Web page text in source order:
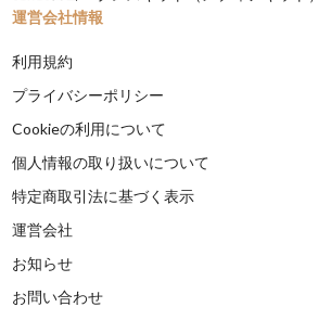
運営会社情報
利用規約
プライバシーポリシー
Cookieの利用について
個人情報の取り扱いについて
特定商取引法に基づく表示
運営会社
お知らせ
お問い合わせ